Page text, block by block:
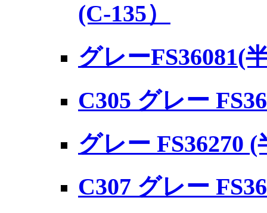
(C-135）
グレーFS36081(
C305 グレー
グレー FS36270
C307 グレー